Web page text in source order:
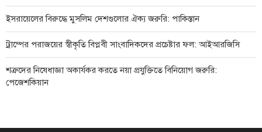
ইসরায়েলের বিরুদ্ধে মুসলিম দেশগুলোর ঐক্য জরুরি: পাকিস্তান
ট্রাম্পের পরাজয়ের স্বীকৃতি বিপ্লবী সাংবাদিকদের প্রচেষ্টার ফল: আইআরজিসি
শত্রুদের নিষেধাজ্ঞা অকার্যকর করতে নয়া প্রযুক্তিতে বিনিয়োগ জরুরি:
পেজেশকিয়ান